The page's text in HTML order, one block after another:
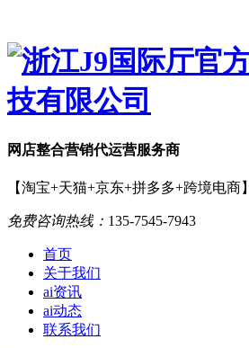
网店整合营销代运营服务商
【淘宝+天猫+京东+拼多多+跨境电商】
免费咨询热线： 135-7545-7943
首页
关于我们
ai资讯
ai动态
联系我们